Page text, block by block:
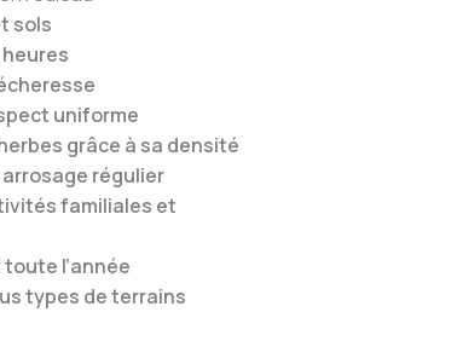
sols
heures
uniforme
grâce à sa densité
régulier
familiales et
l’année
types de terrains